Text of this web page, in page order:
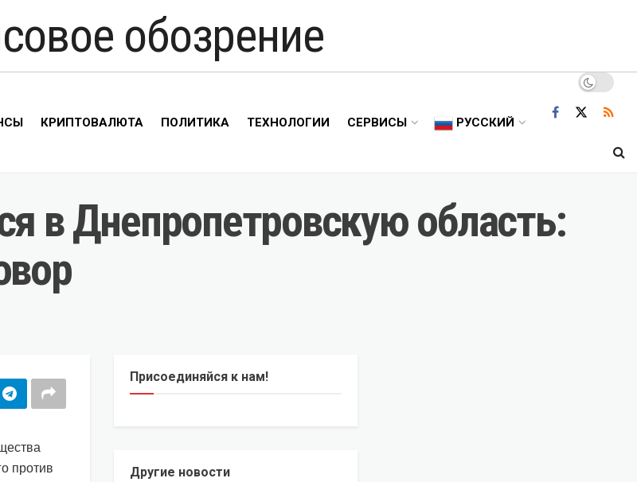
обозрение
КРИПТОВАЛЮТА ПОЛИТИКА ТЕХНОЛОГИИ СЕРВИСЫ РУССКИЙ
в Днепропетровскую область:
против
Присоединяйся к нам!
Другие новости